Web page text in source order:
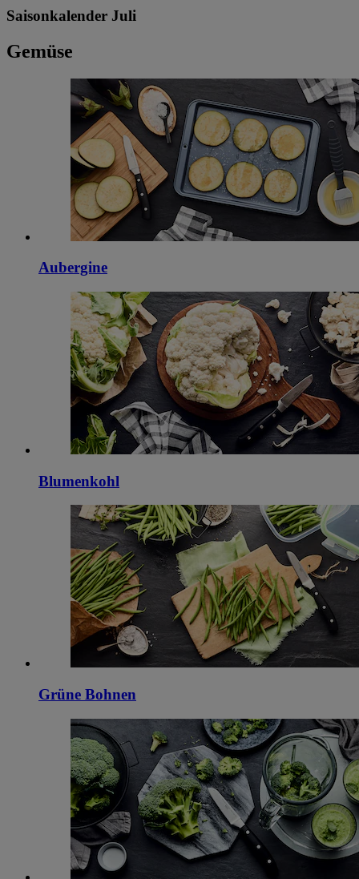
Saisonkalender Juli
Gemüse
Aubergine
Blumenkohl
Grüne Bohnen